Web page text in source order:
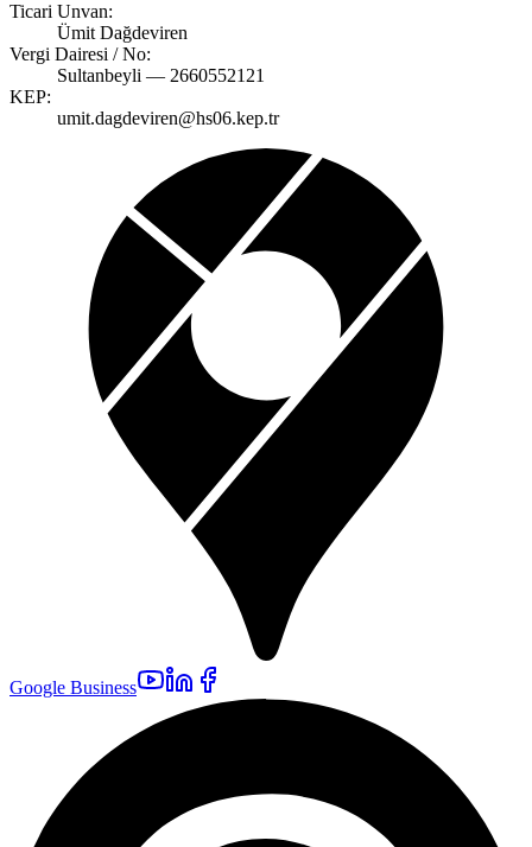
Ticari Unvan:
Ümit Dağdeviren
Vergi Dairesi / No:
Sultanbeyli — 2660552121
KEP:
umit.dagdeviren@hs06.kep.tr
Google Business